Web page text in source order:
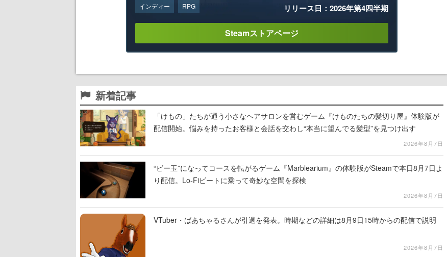
インディー RPG リリース日：2026年第4四半期
Steamストアページ
新着記事
「けもの」たちが通う小さなヘアサロンを営むゲーム『けものたちの髪切り屋』体験版が
配信開始。悩みを持ったお客様と会話を交わし“本当に望んでる髪型”を見つけ出す
2026年8月7日
“ビー玉”になってコースを転がるゲーム『Marblearium』の体験版がSteamで本日8月7日よ
り配信。Lo-Fiビートに乗って奇妙な空間を探検
2026年8月7日
VTuber・ばあちゃるさんが引退を発表。時期などの詳細は8月9日15時からの配信で説明
2026年8月7日